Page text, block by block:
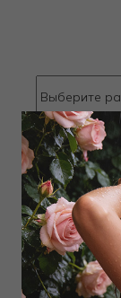
ТОВАР